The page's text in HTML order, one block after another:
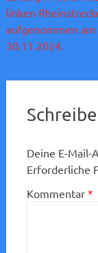
linken
aufgenommen am
30.11.2024.
Deine E-Mail-
Erforderliche
Kommentar *